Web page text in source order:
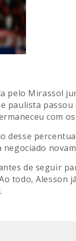
pelo Mirassol
paulista
com os
desse
de seguir
todo,